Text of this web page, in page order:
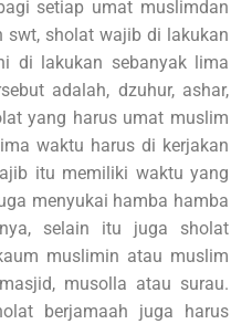
setiap umat muslimdan
sholat wajib di lakukan
di lakukan sebanyak lima
adalah, dzuhur, ashar,
yang harus umat muslim
waktu harus di kerjakan
itu memiliki waktu yang
menyukai hamba hamba
selain itu juga sholat
muslimin atau muslim
musolla atau surau.
berjamaah juga harus